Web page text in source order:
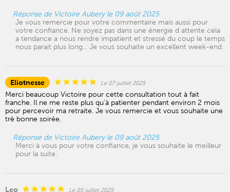
Réponse de Victoire Aubery le 09 août 2025
Je vous remercie pour votre commentaire mais aussi pour
votre confiance. Ne soyez pas dans une énergie d attente cela
a tendance a nous rendre impatient et stressé du coup le temps
nous parait plus long... Je vous souhaite un excellent week-end.
Eliotnesse Le 07 juillet 2025
Merci beaucoup Victoire pour cette consultation tout à fait
franche. Il ne me reste plus qu'à patienter pendant environ 2 mois
pour percevoir ma retraite. Je vous remercie et vous souhaite une
trè bonne soirée.
Réponse de Victoire Aubery le 09 août 2025
Merci à vous pour votre confiance, je vous souhaite le meilleur
pour la suite.
Leo Le 05 juillet 2025